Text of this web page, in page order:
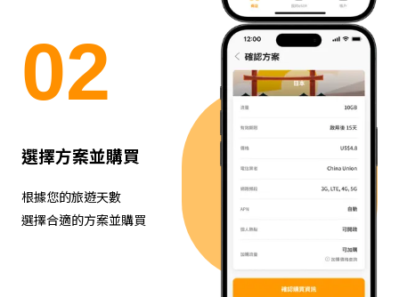
02
選擇方案並購買
根據您的旅遊天數
選擇合適的方案並購買